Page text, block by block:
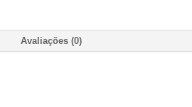
Avaliações (0)